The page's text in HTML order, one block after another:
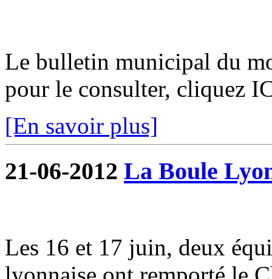
Le bulletin municipal du
pour le consulter, cliquez
[En savoir plus]
21-06-2012 La Boule
Les 16 et 17 juin, deux